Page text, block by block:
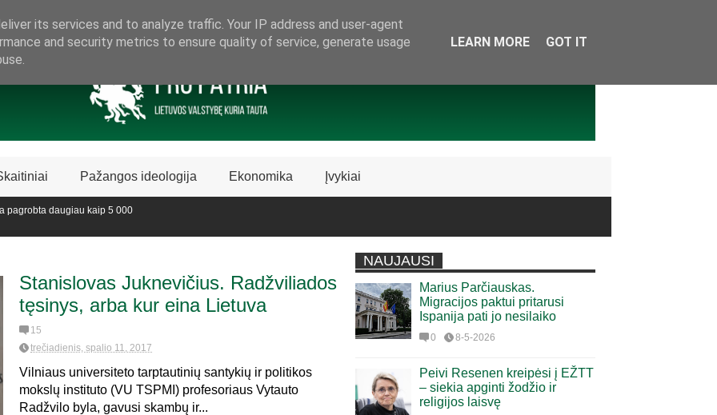
Pažangos ideologija Ekonomika Įvykiai
daugiau kaip 5 000
Stanislovas Juknevičius. Radžviliados
tęsinys, arba kur eina Lietuva
15
trečiadienis, spalio 11, 2017
Vilniaus universiteto tarptautinių santykių ir politikos
mokslų instituto (VU TSPMI) profesoriaus Vytauto
Radžvilo byla, gavusi skambų ir...
NAUJAUSI
Marius Parčiauskas.
Migracijos paktui pritarusi
Ispanija pati jo nesilaiko
0 8-5-2026
Peivi Resenen kreipėsi į EŽTT
– siekia apginti žodžio ir
religijos laisvę
its services and to analyze traffic. Your IP address and user-agent
and security metrics to ensure quality of service, generate usage
LEARN MORE GOT IT